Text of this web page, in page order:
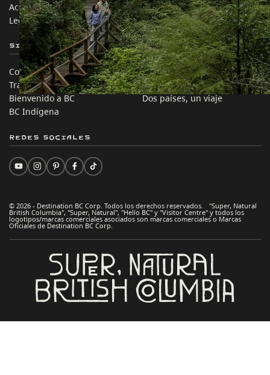
Acerca de
Legal y Políticas
Corporativo
简体中文 – China
Sitios de Socios
Comercio e Inversión BC
Trabaja en BC
Bienvenido a BC
BC Indígena
En este sitio
Ideas de viaje
Consejos Prácticos
Dos países, un viaje
© 2026 - Destination BC Corp. Todos los derechos reservados. "Super, Natural
British Columbia", "Super, Natural", "Hello BC" y "Visitor Centre" y todos los
logotipos/marcas comerciales asociados son marcas comerciales o Marcas
Oficiales de Destination BC Corp.
Redes sociales